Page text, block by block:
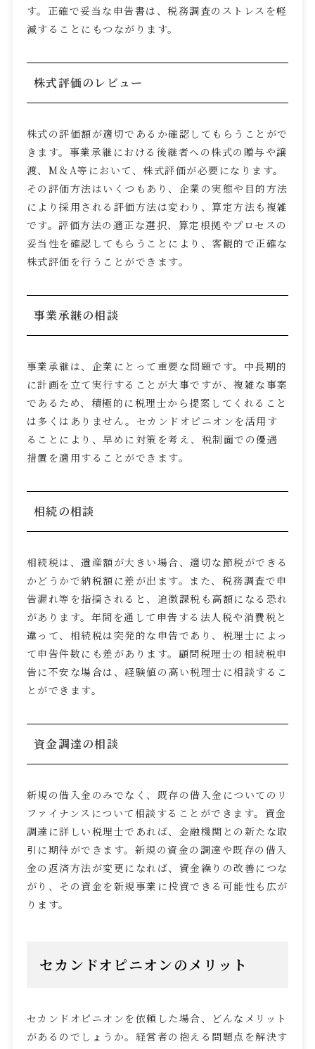
す。正確で妥当な申告書は、税務調査のストレスを軽
減することにもつながります。
株式評価のレビュー
株式の評価額が適切であるか確認してもらうことがで
きます。事業承継における後継者への株式の贈与や譲
渡、 M＆ A等において、株式評価が必要になります。
その評価方法はいくつもあり、企業の実態や目的方法
により採用される評価方法は変わり、算定方法も複雑
です。評価方法の適正な選択、算定根拠やプロセスの
妥当性を確認してもらうことにより、客観的で正確な
株式評価を行うことができます。
事業承継の相談
事業承継は、企業にとって重要な問題です。中長期的
に計画を立て実行することが大事ですが、複雑な事案
であるため、積極的に税理士から提案してくれること
は多くはありません。セカンドオピニオンを活用す
ることにより、早めに対策を考え、税制面での優遇
措置を適用することができます。
相続の相談
相続税は、遺産額が大きい場合、適切な節税ができる
かどうかで納税額に差が出ます。また、税務調査で申
告漏れ等を指摘されると、追徴課税も高額になる恐れ
があります。年間を通して申告する法人税や消費税と
違って、相続税は突発的な申告であり、税理士によっ
て申告件数にも差があります。顧問税理士の相続税申
告に不安な場合は、経験値の高い税理士に相談するこ
とができます。
資金調達の相談
新規の借入金のみでなく、既存の借入金についてのリ
ファイナンスについて相談することができます。資金
調達に詳しい税理士であれば、金融機関との新たな取
引に期待ができます。新規の資金の調達や既存の借入
金の返済方法が変更になれば、資金繰りの改善につな
がり、その資金を新規事業に投資できる可能性も広が
ります。
セカンドオピニオンのメリット
セカンドオピニオンを依頼した場合、どんなメリット
があるのでしょうか。経営者の抱える問題点を解決す